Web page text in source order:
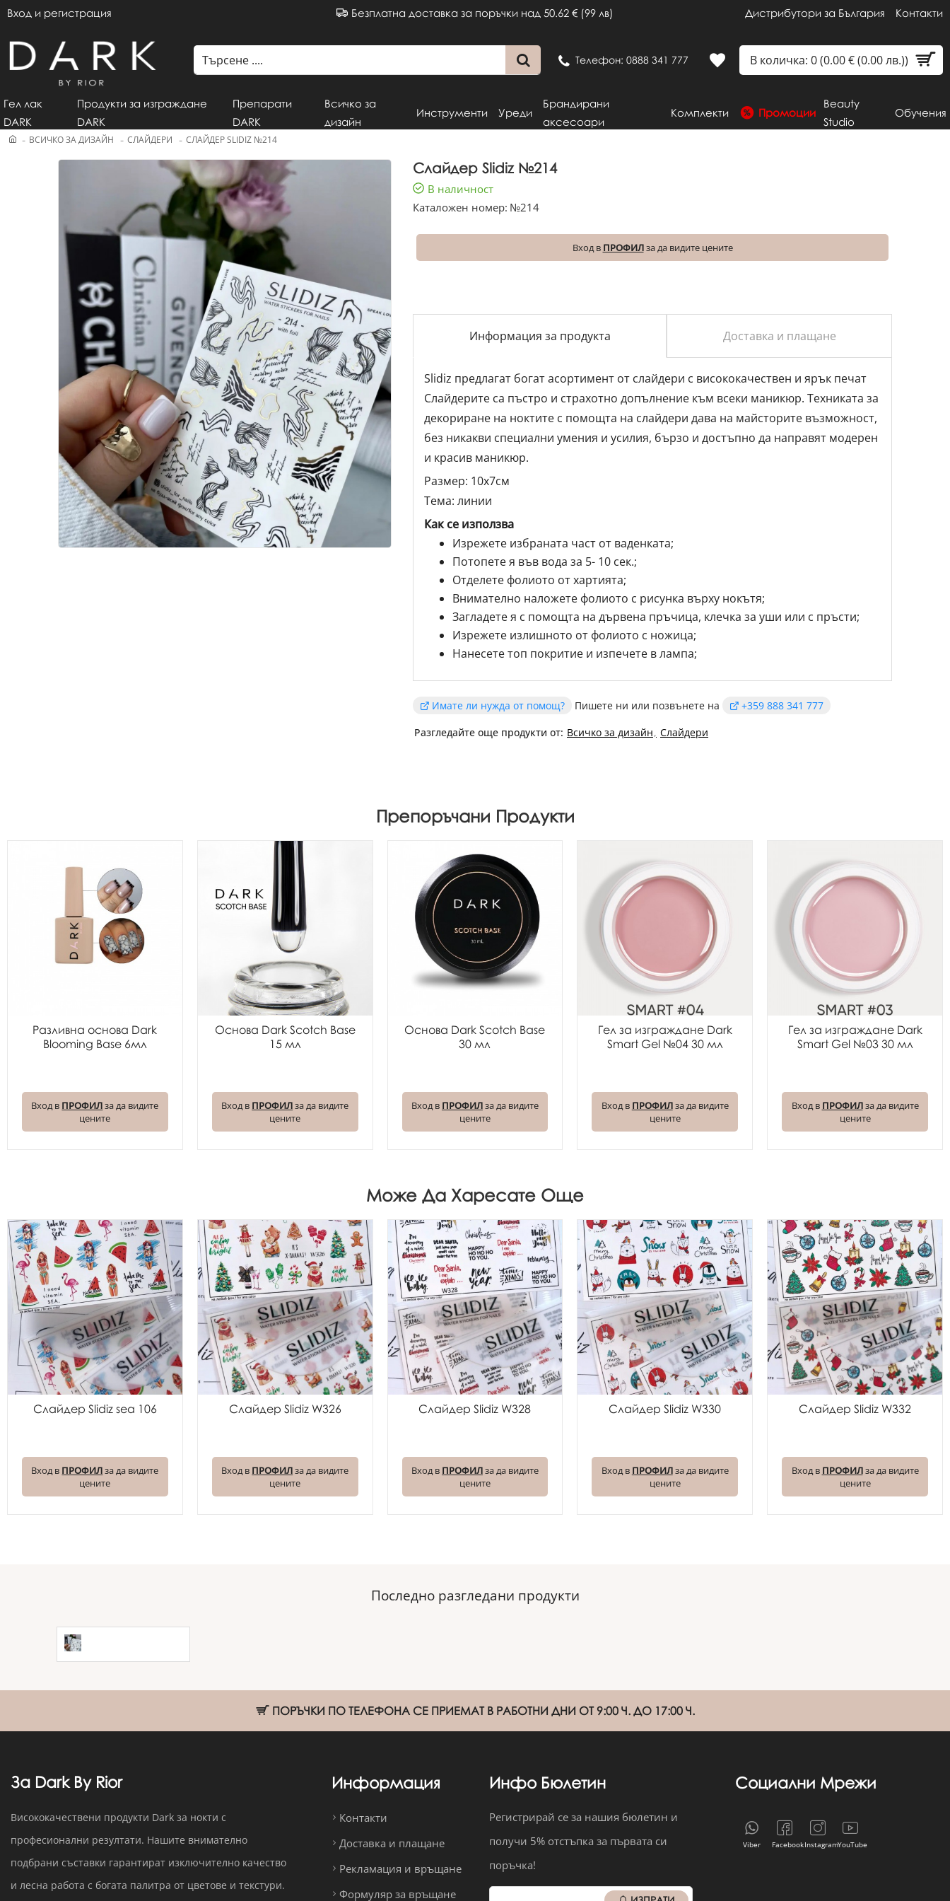
Вход и регистрация Безплатна доставка за поръчки над 50.62 € (99 лв) Дистрибутори за България Контакти
Телефон: 0888 341 777 В количка: 0 (0.00 € (0.00 лв.))
Гел лак
DARK
Продукти за изграждане
DARK
Препарати
DARK
Всичко за
дизайн
Инструменти Уреди
Брандирани
аксесоари
Комплекти Промоции
Beauty
Studio
Обучения
ВСИЧКО ЗА ДИЗАЙН СЛАЙДЕРИ СЛАЙДЕР SLIDIZ №214
Слайдер Slidiz №214
В наличност
Каталожен номер: №214
Вход в ПРОФИЛза да видите цените
Информация за продукта Доставка и плащане
Slidiz предлагат богат асортимент от слайдери с висококачествен и ярък печат
Слайдерите са пъстро и страхотно допълнение към всеки маникюр. Tехниката за
декориране на ноктите с помощта на слайдери дава на майсторите възможност,
без никакви специални умения и усилия, бързо и достъпно да направят модерен
и красив маникюр.
Размер: 10х7см
Тема: линии
Как се използва
Изрежете избраната част от ваденката;
Потопете я във вода за 5- 10 сек.;
Отделете фолиото от хартията;
Внимателно наложете фолиото с рисунка върху нокътя;
Загладете я с помощта на дървена пръчица, клечка за уши или с пръсти;
Изрежете излишното от фолиото с ножица;
Нанесететоп покритие и изпечете в лампа;
Имате ли нужда от помощ? Пишете ни или позвънете на
+359 888 341 777
Разгледайте още продукти от: Всичко за дизайн Слайдери
Препоръчани Продукти
Разливна основа Dark
Blooming Base 6мл
Вход в ПРОФИЛза да видите
цените
Основа Dark Scotch Base
15 мл
Вход в ПРОФИЛза да видите
цените
Основа Dark Scotch Base
30 мл
Вход в ПРОФИЛза да видите
цените
Гел за изграждане Dark
Smart Gel №04 30 мл
Вход в ПРОФИЛза да видите
цените
Гел за изграждане Dark
Smart Gel №03 30 мл
Вход в ПРОФИЛза да видите
цените
Може Да Харесате Още
Слайдер Slidiz sea 106
Вход в ПРОФИЛза да видите
цените
Слайдер Slidiz W326
Вход в ПРОФИЛза да видите
цените
Слайдер Slidiz W328
Вход в ПРОФИЛза да видите
цените
Слайдер Slidiz W330
Вход в ПРОФИЛза да видите
цените
Слайдер Slidiz W332
Вход в ПРОФИЛза да видите
цените
Последно разгледани продукти
ПОРЪЧКИ ПО ТЕЛЕФОНА СЕ ПРИЕМАТ В РАБОТНИ ДНИ ОТ 9:00 Ч. ДО 17:00 Ч.
За Dark By Rior
Висококачествени продукти Dark за нокти с
професионални резултати. Нашите внимателно
подбрани съставки гарантират изключително качество
и лесна работа с богата палитра от цветове и текстури.
Информация
Контакти
Доставка и плащане
Рекламация и връщане
Формуляр за връщане
Инфо Бюлетин
Регистрирай се за нашия бюлетин и
получи 5% отстъпка за първата си
поръчка!
Социални Мрежи
Viber FacebookInstagramYouTube